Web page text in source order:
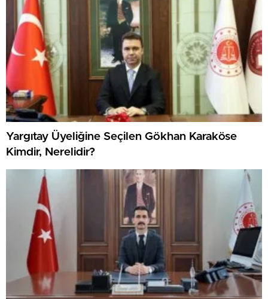
Yargıtay Üyeliğine Seçilen Gökhan Karaköse
Kimdir, Nerelidir?